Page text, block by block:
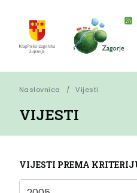
Naslovnica Vijesti
VIJESTI
VIJESTI PREMA